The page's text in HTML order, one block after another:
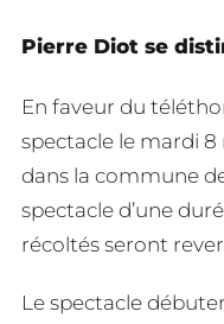
Pierre Diot se
En faveur du
spectacle le mardi 8
dans la commune
spectacle d’une
récoltés seront
Le spectacle